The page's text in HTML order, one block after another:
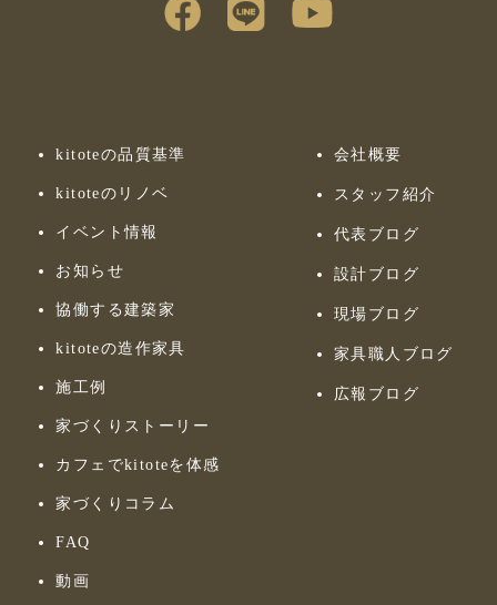
kitoteの品質基準
kitoteのリノベ
イベント情報
お知らせ
協働する建築家
kitoteの造作家具
施工例
家づくりストーリー
カフェでkitoteを体感
家づくりコラム
FAQ
動画
会社概要
スタッフ紹介
代表ブログ
設計ブログ
現場ブログ
家具職人ブログ
広報ブログ